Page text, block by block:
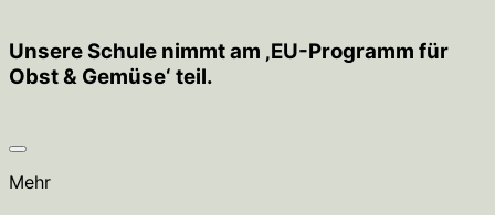
Unsere Schule nimmt am ‚EU-Programm für
Obst & Gemüse‘ teil.
Mehr